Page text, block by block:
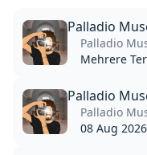
Palladio
Palladio
Mehrere
Palladio
Palladio
08 Aug